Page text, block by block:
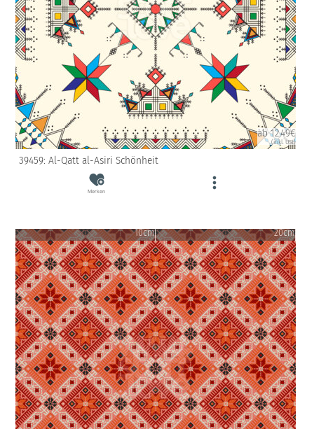
ab 12.49€
(inkl. USt)
39459: Al-Qatt al-Asiri Schönheit
Merken
10cm 20cm